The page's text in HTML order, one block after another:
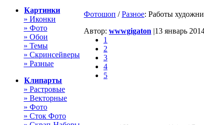
Картинки
» Иконки
» Фото
» Обои
» Темы
» Скринсейверы
» Разные
Клипарты
» Растровые
» Векторные
» Фото
» Сток Фото
Фотошоп /Разное: Работы
Автор: wwwgigaton |13 январь
1
2
3
4
5